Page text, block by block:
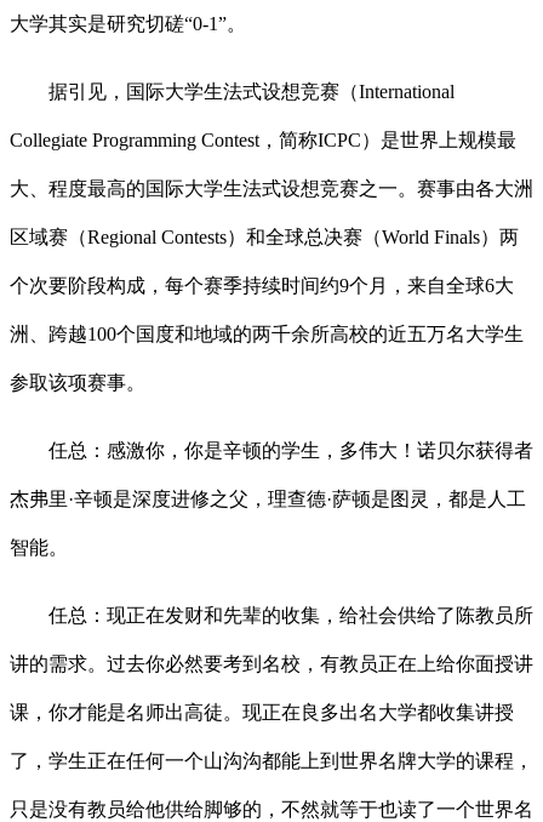
大学其实是研究切磋“0-1”。
据引见，国际大学生法式设想竞赛（International
Collegiate Programming Contest，简称ICPC）是世界上规模最
大、程度最高的国际大学生法式设想竞赛之一。赛事由各大洲
区域赛（Regional Contests）和全球总决赛（World Finals）两
个次要阶段构成，每个赛季持续时间约9个月，来自全球6大
洲、跨越100个国度和地域的两千余所高校的近五万名大学生
参取该项赛事。
任总：感激你，你是辛顿的学生，多伟大！诺贝尔获得者
杰弗里·辛顿是深度进修之父，理查德·萨顿是图灵，都是人工
智能。
任总：现正在发财和先辈的收集，给社会供给了陈教员所
讲的需求。过去你必然要考到名校，有教员正在上给你面授讲
课，你才能是名师出高徒。现正在良多出名大学都收集讲授
了，学生正在任何一个山沟沟都能上到世界名牌大学的课程，
只是没有教员给他供给脚够的，不然就等于也读了一个世界名